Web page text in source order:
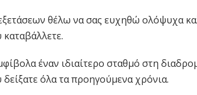
θέλω να σας ευχηθώ ολόψυχα
έναν ιδιαίτερο σταθμό στη
όλα τα προηγούμενα χρόνια.